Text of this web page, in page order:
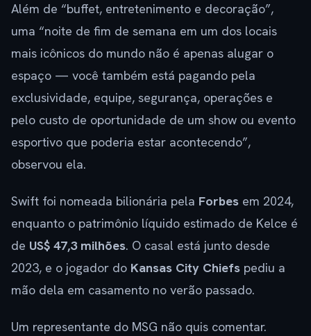
Além de “buffet, entretenimento e decoração”,
uma “noite de fim de semana em um dos locais
mais icônicos do mundo não é apenas alugar o
espaço — você também está pagando pela
exclusividade, equipe, segurança, operações e
pelo custo de oportunidade de um show ou evento
esportivo que poderia estar acontecendo”,
observou ela.
Swift foi nomeada bilionária pela Forbes em 2024,
enquanto o patrimônio líquido estimado de Kelce é
de US$ 47,3 milhões. O casal está junto desde
2023, e o jogador do Kansas City Chiefs pediu a
mão dela em casamento no verão passado.
Um representante do MSG não quis comentar.